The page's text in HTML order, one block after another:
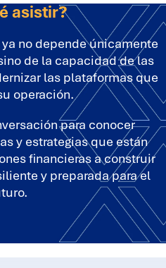
asistir?
no depende únicamente
de la capacidad de las
las plataformas que
operación.
para conocer
y estrategias que están
financieras a construir
y preparada para el